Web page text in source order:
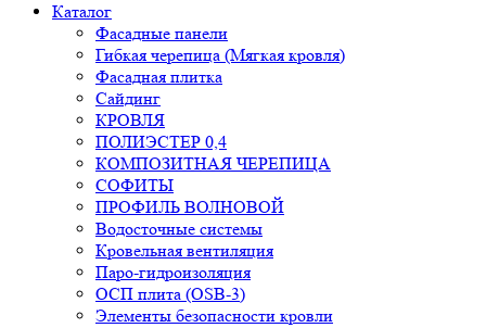
Каталог
Фасадные панели
Гибкая черепица (Мягкая кровля)
Фасадная плитка
Сайдинг
КРОВЛЯ
ПОЛИЭСТЕР 0,4
КОМПОЗИТНАЯ ЧЕРЕПИЦА
СОФИТЫ
ПРОФИЛЬ ВОЛНОВОЙ
Водосточные системы
Кровельная вентиляция
Паро-гидроизоляция
ОСП плита (OSB-3)
Элементы безопасности кровли